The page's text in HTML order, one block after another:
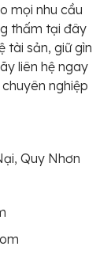
mọi nhu cầu
thấm tại đây
tài sản, giữ gìn
liên hệ ngay
nghiệp
Quy Nhơn